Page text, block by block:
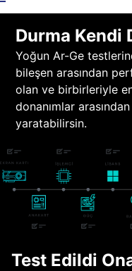
Durma Kendi
Yoğun Ar-Ge
bileşen arasından
olan ve birbirleriyle
donanımlar
yaratabilirsin.
Test Edildi